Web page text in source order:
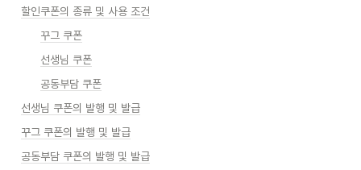
할인쿠폰의 종류 및 사용 조건
꾸그 쿠폰
선생님 쿠폰
공동부담 쿠폰
선생님 쿠폰의 발행 및 발급
꾸그 쿠폰의 발행 및 발급
공동부담 쿠폰의 발행 및 발급